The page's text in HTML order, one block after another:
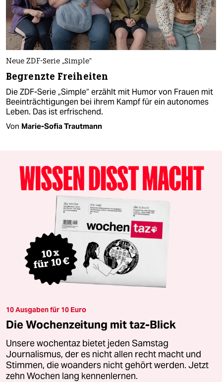
Neue ZDF-Serie „Simple“
Begrenzte Freiheiten
Die ZDF-Serie „Simple“ erzählt mit Humor von Frauen mit
Beeinträchtigungen bei ihrem Kampf für ein autonomes
Leben. Das ist erfrischend.
Von Marie-Sofia Trautmann
10 Ausgaben für 10 Euro
Die Wochenzeitung mit taz-Blick
Unsere wochentaz bietet jeden Samstag
Journalismus, der es nicht allen recht macht und
Stimmen, die woanders nicht gehört werden. Jetzt
zehn Wochen lang kennenlernen.